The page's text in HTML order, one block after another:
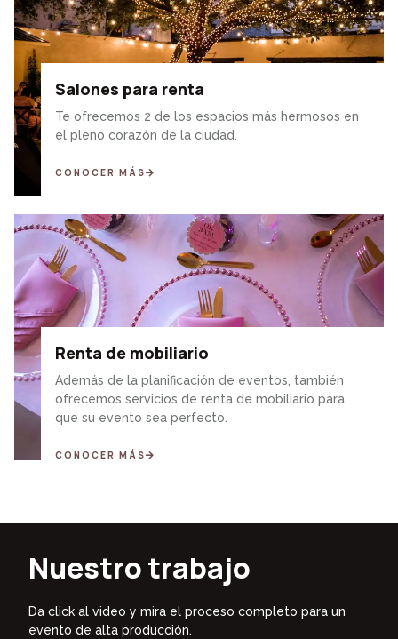
Salones para renta
Te ofrecemos 2 de los espacios más hermosos en
el pleno corazón de la ciudad.
CONOCER MÁS
Renta de mobiliario
Además de la planificación de eventos, también
ofrecemos servicios de renta de mobiliario para
que su evento sea perfecto.
CONOCER MÁS
Nuestro trabajo
Da click al video y mira el proceso completo para un
evento de alta producción.